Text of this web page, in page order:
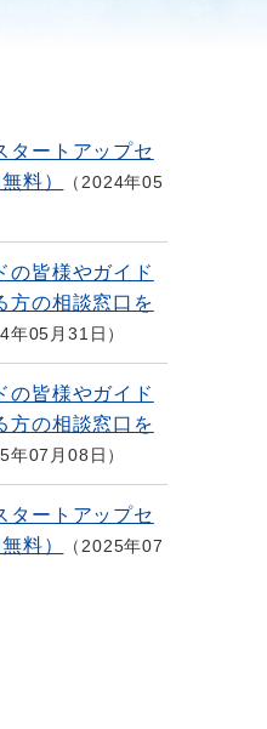
タートアップセ
料）
2024年05
の皆様やガイド
方の相談窓口を
年05月31日
の皆様やガイド
方の相談窓口を
年07月08日
タートアップセ
料）
2025年07